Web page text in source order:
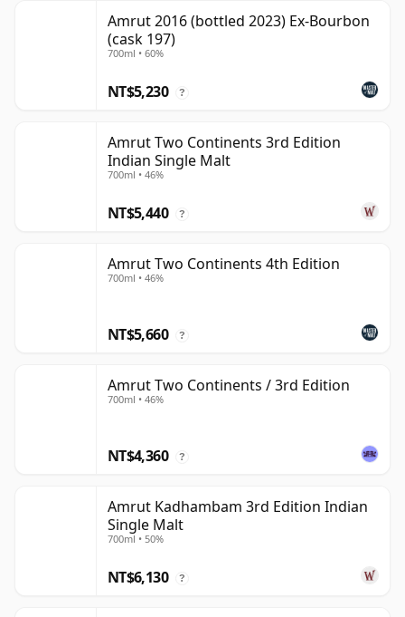
Amrut 2016 (bottled 2023) Ex-Bourbon
(cask 197)
700ml • 60%
NT$5,230 ?
Amrut Two Continents 3rd Edition
Indian Single Malt
700ml • 46%
NT$5,440 ?
Amrut Two Continents 4th Edition
700ml • 46%
NT$5,660 ?
Amrut Two Continents / 3rd Edition
700ml • 46%
NT$4,360 ?
Amrut Kadhambam 3rd Edition Indian
Single Malt
700ml • 50%
NT$6,130 ?